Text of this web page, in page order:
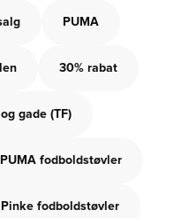
PUMA
30% rabat
gade (TF)
PUMA fodboldstøvler
Pinke fodboldstøvler